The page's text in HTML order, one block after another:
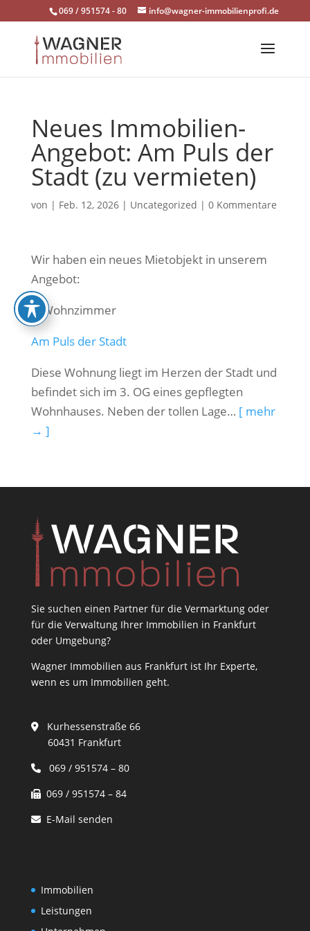
to
content
069 / 951574 - 80 info@wagner-immobilienprofi.de
Neues Immobilien-
Angebot: Am Puls der
Stadt (zu vermieten)
von | Feb. 12, 2026| Uncategorized | 0 Kommentare
Wir haben ein neues Mietobjekt in unserem
Angebot:
Am Puls der Stadt
Diese Wohnung liegt im Herzen der Stadt und
befindet sich im 3. OG eines gepflegten
Wohnhauses. Neben der tollen Lage… [ mehr
→ ]
Sie suchen einen Partner für die Vermarktung oder
für die Verwaltung Ihrer Immobilien in Frankfurt
oder Umgebung?
Wagner Immobilien aus Frankfurt ist Ihr Experte,
wenn es um Immobilien geht.
Kurhessenstraße 66
60431 Frankfurt
069 / 951574 – 80
069 / 951574 – 84
E-Mail senden
Immobilien
Leistungen